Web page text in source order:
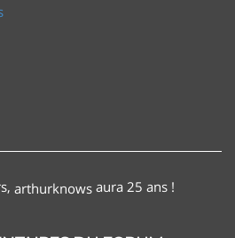
arthurknows aura 25 ans !